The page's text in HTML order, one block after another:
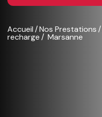
Accueil Nos Prestations
recharge Marsanne